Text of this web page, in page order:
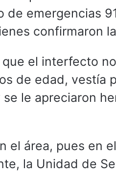
de emergencias
confirmaron
el interfecto
de edad, vestía
le apreciaron
el área, pues en
la Unidad de